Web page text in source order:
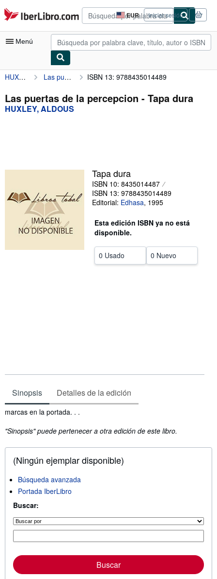
Pasar al contenido principal
IberLibro.com EUR
Preferencias
de
compra
del
Iniciar sesión
Menú
Mi cuenta
Consultar mis pedidos
Búsqueda avanzada
Comenzar a vender
Ayuda
CERRAR
HUXLEY, ALDOUS Las puertas de la percepcion ISBN 13: 9788435014489
Las puertas de la percepcion - Tapa dura
HUXLEY, ALDOUS
Tapa dura
ISBN 10: 8435014487
ISBN 13: 9788435014489
Editorial: Edhasa, 1995
Esta edición ISBN ya no está
disponible.
0 Usado 0 Nuevo
Sinopsis Detalles de la edición
Sinopsis
marcas en la portada. . .
"Sinopsis" puede pertenecer a otra edición de este libro.
(Ningún ejemplar disponible)
Búsqueda avanzada
Portada IberLibro
Buscar:
Buscar